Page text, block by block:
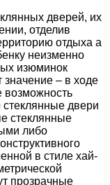
дверей, их
отделив
отдыха а
неизменно
изюминок
значение – в ходе
возможность
двери
стеклянные
либо
в стиле хай-
прозрачные